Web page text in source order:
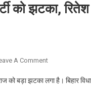
को झटका, रितेश
A CommentOn
News
को बड़ा झटका लगा है। बिहार